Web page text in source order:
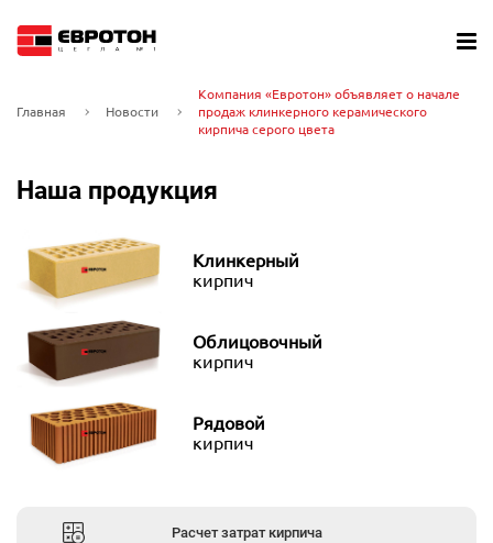
Главная Новости
Компания «Евротон» объявляет о начале
продаж клинкерного керамического
кирпича серого цвета
Наша продукция
Клинкерный
кирпич
Облицовочный
кирпич
Рядовой
кирпич
Расчет затрат кирпича